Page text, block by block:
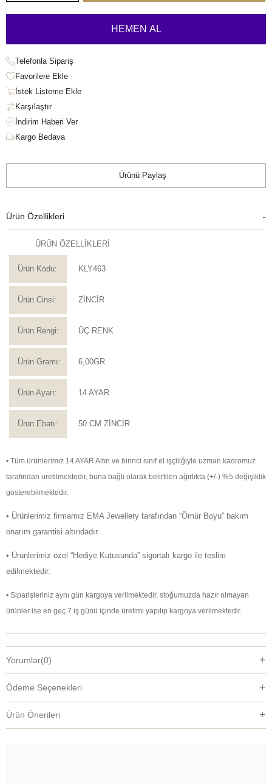
Telefonla Sipariş
Favorilere Ekle
İstek Listeme Ekle
Karşılaştır
Kargo Bedava
Ürünü Paylaş
Ürün Özellikleri
ÜRÜN ÖZELLİKLERİ
Ürün Kodu: KLY463
Ürün Cinsi: ZİNCİR
Ürün Rengi: ÜÇ RENK
Ürün Gramı: 6,00GR
Ürün Ayarı: 14 AYAR
Ürün Ebatı: 50 CM ZİNCİR
• Tüm ürünlerimiz 14 AYAR Altın ve birinci sınıf el işçiliğiyle uzman kadromuz
tarafından üretilmektedir, buna bağlı olarak belirtilen ağırlıkta (+/-) %5 değişiklik
gösterebilmektedir.
• Ürünlerimiz firmamız EMA Jewellery tarafından “Ömür Boyu” bakım
onarım garantisi altındadır.
• Ürünlerimiz özel “Hediye Kutusunda” sigortalı kargo ile teslim
edilmektedir.
• Siparişleriniz aynı gün kargoya verilmektedir, stoğumuzda hazır olmayan
ürünler ise en geç 7 iş günü içinde üretimi yapılıp kargoya verilmektedir.
Yorumlar(0)
Ödeme Seçenekleri
Ürün Önerileri